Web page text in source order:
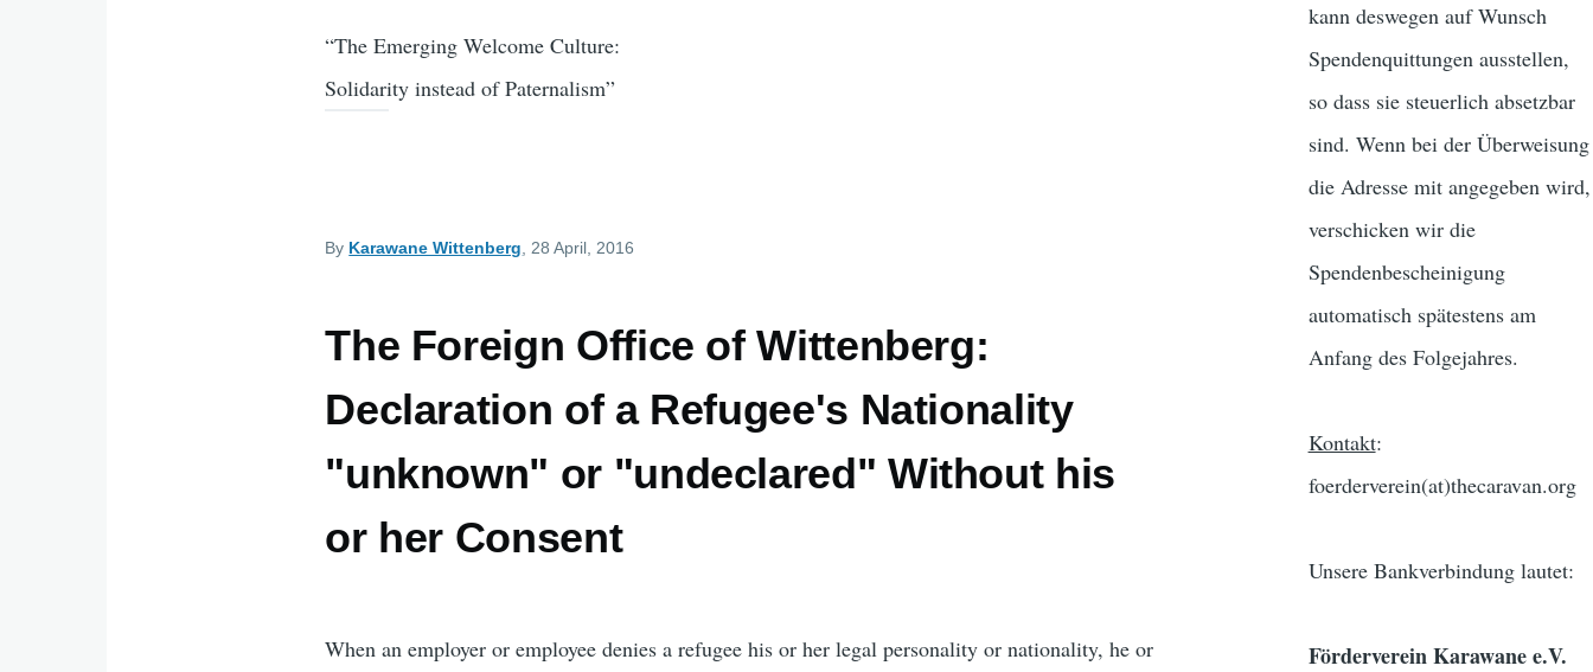
“The Emerging Welcome Culture:
Solidarity instead of Paternalism”
By Karawane Wittenberg , 28 April, 2016
The Foreign Office of Wittenberg:
Declaration of a Refugee's Nationality
"unknown" or "undeclared" Without his
or her Consent
When an employer or employee denies a refugee his or her legal personality or nationality, he or
kann deswegen auf Wunsch
Spendenquittungen ausstellen,
so dass sie steuerlich absetzbar
sind. Wenn bei der Überweisung
die Adresse mit angegeben wird,
verschicken wir die
Spendenbescheinigung
automatisch spätestens am
Anfang des Folgejahres.
Kontakt:
foerderverein(at)thecaravan.org
Unsere Bankverbindung lautet:
Förderverein Karawane e.V.